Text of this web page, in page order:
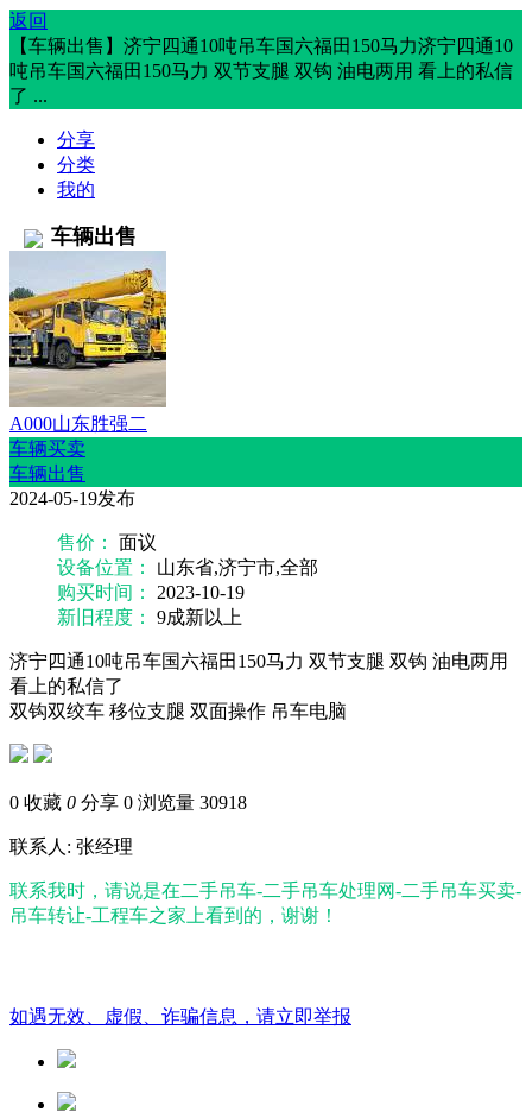
返回
【车辆出售】济宁四通10吨吊车国六福田150马力济宁四通10
吨吊车国六福田150马力 双节支腿 双钩 油电两用 看上的私信
了 ...
分享
分类
我的
车辆出售
A000山东胜强二
车辆买卖
车辆出售
2024-05-19发布
售价：
面议
设备位置：
山东省,济宁市,全部
购买时间：
2023-10-19
新旧程度：
9成新以上
济宁四通10吨吊车国六福田150马力 双节支腿 双钩 油电两用
看上的私信了
双钩双绞车 移位支腿 双面操作 吊车电脑
0 收藏 0 分享 0 浏览量 30918
联系人: 张经理
联系我时，请说是在二手吊车-二手吊车处理网-二手吊车买卖-
吊车转让-工程车之家上看到的，谢谢！
如遇无效、虚假、诈骗信息，请立即举报